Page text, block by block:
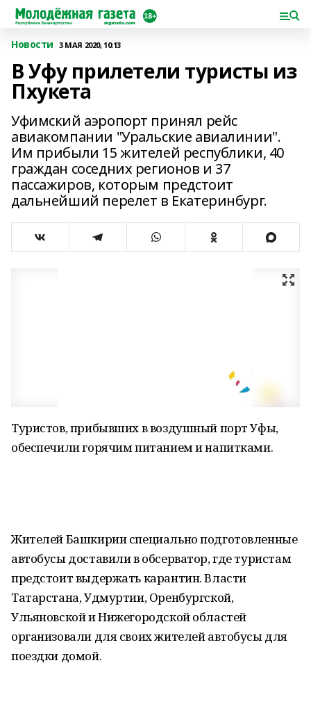
Новости 3 МАЯ 2020, 10:13
В Уфу прилетели туристы из
Пхукета
Уфимский аэропорт принял рейс
авиакомпании "Уральские авиалинии".
Им прибыли 15 жителей республики, 40
граждан соседних регионов и 37
пассажиров, которым предстоит
дальнейший перелет в Екатеринбург.
Туристов, прибывших в воздушный порт Уфы,
обеспечили горячим питанием и напитками.
Жителей Башкирии специально подготовленные
автобусы доставили в обсерватор, где туристам
предстоит выдержать карантин. Власти
Татарстана, Удмуртии, Оренбургской,
Ульяновской и Нижегородской областей
организовали для своих жителей автобусы для
поездки домой.